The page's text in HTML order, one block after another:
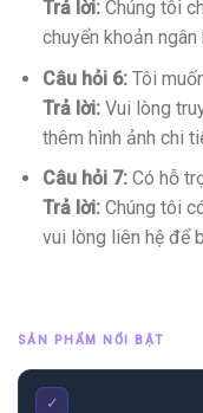
Trả lời:Chúng tôi
chuyển khoản ngân
Câu hỏi 6:Tôi
Trả lời:Vui lòng
thêm hình ảnh chi
Câu hỏi 7:Có hỗ
Trả lời:Chúng tôi
vui lòng liên hệ để
SẢN PHẨM NỔI BẬT
✓